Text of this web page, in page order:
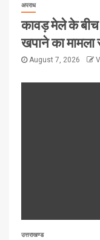
अपराध
कावड़ मेले के बीच
खपाने का
August 7, 2026
उत्तराखण्ड